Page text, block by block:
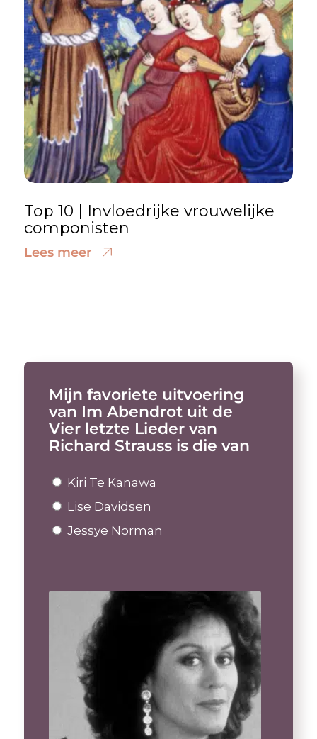
Top 10 | Invloedrijke vrouwelijke
componisten
Lees meer
Mijn favoriete uitvoering
van Im Abendrot uit de
Vier letzte Lieder van
Richard Strauss is die van
Kiri Te Kanawa
Lise Davidsen
Jessye Norman